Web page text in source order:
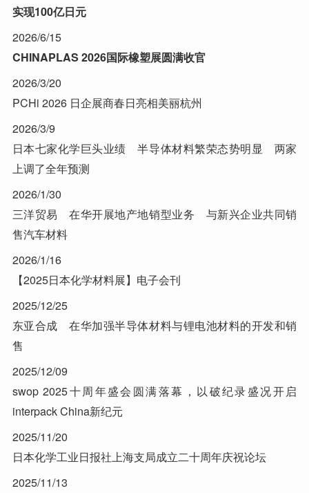
实现100亿日元
2026/6/15
CHINAPLAS 2026国际橡塑展圆满收官
2026/3/20
PCHi 2026 日企展商春日亮相美丽杭州
2026/3/9
日本七家化学巨头业绩 半导体材料繁荣态势明显 两家
上调了全年预测
2026/1/30
三洋贸易 在华开展地产地销型业务 与新兴企业共同销
售汽车材料
2026/1/16
【2025日本化学材料展】电子会刊
2025/12/25
东亚合成 在华加强半导体材料与锂电池材料的开发和销
售
2025/12/09
swop 2025十周年盛会圆满落幕，以破纪录盛况开启
interpack China新纪元
2025/11/20
日本化学工业日报社上海支局成立二十周年庆祝论坛
2025/11/13